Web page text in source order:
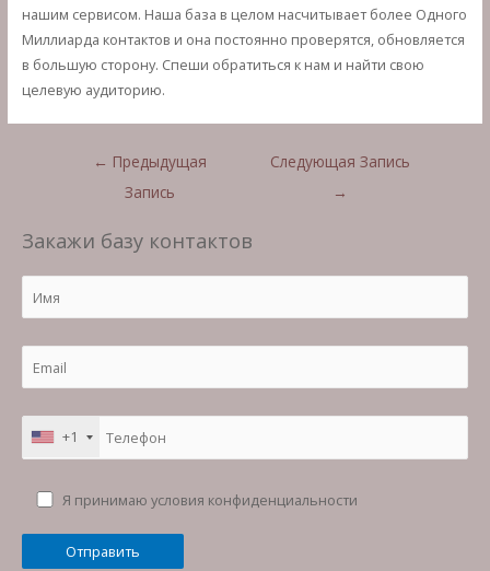
нашим сервисом. Наша база в целом насчитывает более Одного
Миллиарда контактов и она постоянно проверятся, обновляется
в большую сторону. Спеши обратиться к нам и найти свою
целевую аудиторию.
Навигация
← Предыдущая
Запись
Следующая Запись
→
Закажи базу контактов
+1
Я принимаю условия конфиденциальности